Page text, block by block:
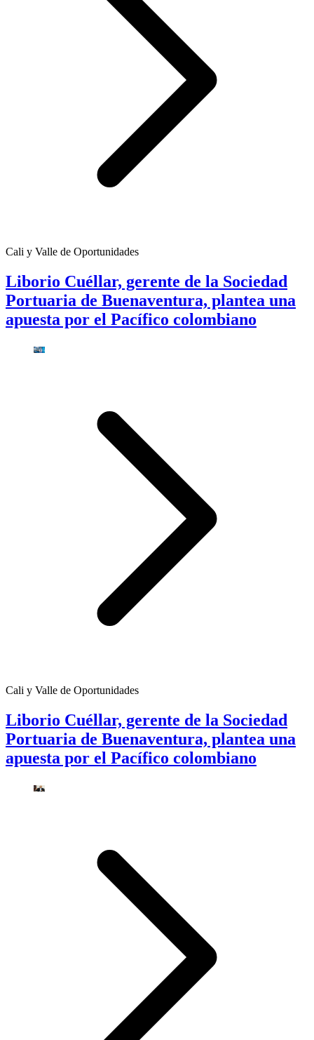
Cali y Valle de Oportunidades
Liborio Cuéllar, gerente de la Sociedad
Portuaria de Buenaventura, plantea una
apuesta por el Pacífico colombiano
Cali y Valle de Oportunidades
Liborio Cuéllar, gerente de la Sociedad
Portuaria de Buenaventura, plantea una
apuesta por el Pacífico colombiano